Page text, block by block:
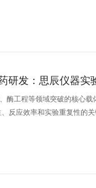
酶工程等领域突破的核心
反应效率和实验重复性的